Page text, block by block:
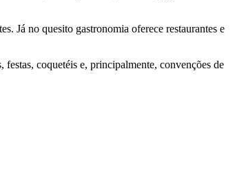
Já no quesito gastronomia oferece restaurantes e
coquetéis e, principalmente, convenções de